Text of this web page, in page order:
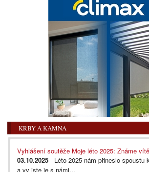
KRBY A KAMNA
Vyhlášení soutěže Moje léto 2025: Známe
03.10.2025 - Léto 2025 nám přineslo spoustu
a vy jste je s námi...